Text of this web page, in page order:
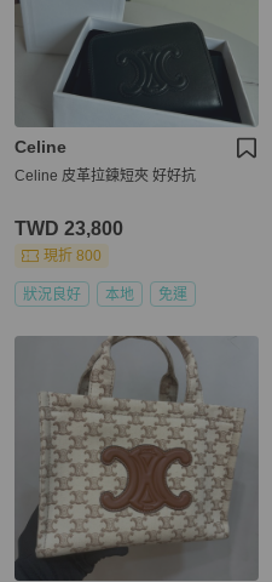
Celine
Celine 皮革拉鍊短夾 好好抗
TWD 23,800
現折 800
狀況良好 本地 免運